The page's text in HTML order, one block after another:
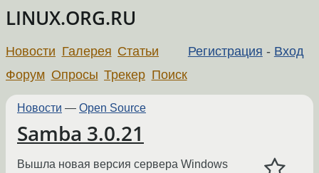
LINUX.ORG.RU
Регистрация - Вход
Новости Галерея Статьи
Форум Опросы Трекер Поиск
Новости — Open Source
Samba 3.0.21
Вышла новая версия сервера Windows